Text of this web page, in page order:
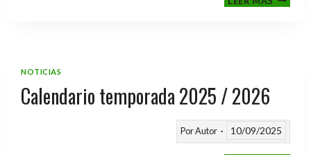
NOTICIAS
Calendario temporada 2025 / 2026
PorAutor 10/09/2025